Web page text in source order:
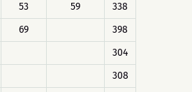
53 59
338
69
398
304
308